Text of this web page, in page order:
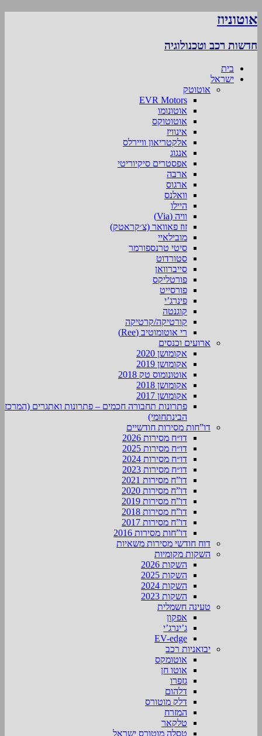
אוטוניוז
חדשות רכב וטכנולוגיה
בית
ישראל
אוטוטק
EVR Motors
אוטונומו
אוטוטוקס
אינוויז
אלקטריאון וויירלס
אנגוג
אפסטרים סיקיוריטי
ארבה
ארגוס
וואלנס
היילו
וויה (Via)
זוז פאוואר (צ׳קראטק)
מובילאיי
סיטי טרנספורמר
סטורדוט
סייברוואן
פורטליקס
פורסייט
פינרג’י
קוגנטה
קורטיקה/קרטיקה
רי אוטומוטיב (Ree)
ארועים וכנסים
אקומושן 2020
אקומושן 2019
אוטונומוס טק 2018
אקומושן 2018
אקומושן 2017
פתרונות תחבורה חכמים – פתרונות ואתגרים (המרכז
הבינתחומי)
דו”חות מסירות חודשיים
דו״ח מסירות 2026
דו״ח מסירות 2025
דו״ח מסירות 2024
דו״ח מסירות 2023
דו”ח מסירות 2021
דו”ח מסירות 2020
דו”ח מסירות 2019
דו”ח מסירות 2018
דו”ח מסירות 2017
דו”חות מסירות 2016
דוח חודשי מסירות משאיות
השקות מקומיות
השקות 2026
השקות 2025
השקות 2024
השקות 2023
טעינה חשמלית
אפקון
ג’ינרג’י
EV-edge
יבואניות רכב
אוטומקס
אוטו חן
גזפרו
דלהום
דלק מוטורס
המזרח
טלקאר
טסלה מוטורס ישראל